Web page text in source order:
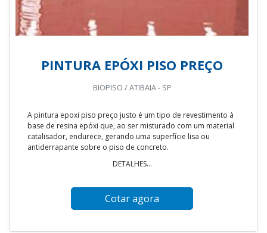
PINTURA EPÓXI PISO PREÇO
BIOPISO / ATIBAIA - SP
A pintura epoxi piso preço justo é um tipo de revestimento à
base de resina epóxi que, ao ser misturado com um material
catalisador, endurece, gerando uma superfície lisa ou
antiderrapante sobre o piso de concreto.
DETALHES...
Cotar agora